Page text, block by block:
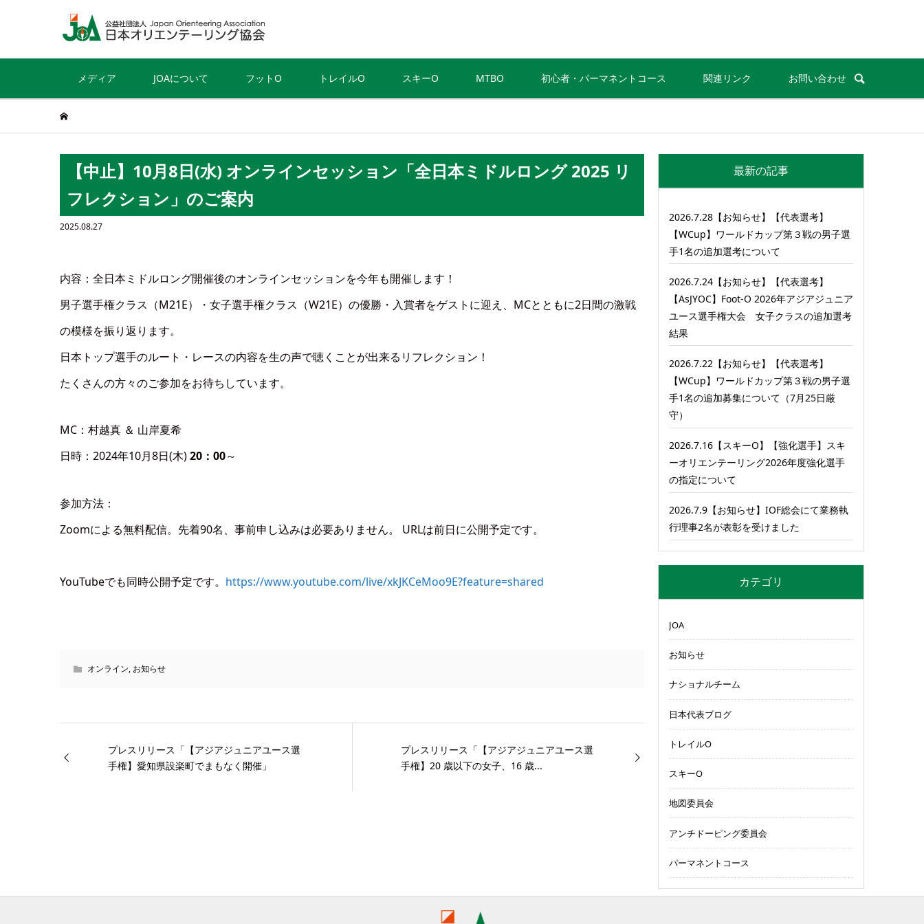
メディア JOAについて フットO トレイルO スキーO MTBO 初心者・パーマネントコース 関連リンク お問い合わせ
【中止】10月8日(水) オンラインセッション「全日本ミドルロング 2025 リ
フレクション」のご案内
2025.08.27
内容：全日本ミドルロング開催後のオンラインセッションを今年も開催します！
男子選手権クラス（M21E）・女子選手権クラス（W21E）の優勝・入賞者をゲストに迎え、MCとともに2日間の激戦
の模様を振り返ります。
日本トップ選手のルート・レースの内容を生の声で聴くことが出来るリフレクション！
たくさんの方々のご参加をお待ちしています。
MC：村越真 ＆ 山岸夏希
日時：2024年10月8日(木)20：00～
参加方法：
Zoomによる無料配信。先着90名、事前申し込みは必要ありません。 URLは前日に公開予定です。
YouTubeでも同時公開予定です。 https://www.youtube.com/live/xkJKCeMoo9E?feature=shared
オンライン, お知らせ
プレスリリース「【アジアジュニアユース選
手権】愛知県設楽町でまもなく開催」
プレスリリース「【アジアジュニアユース選
手権】20 歳以下の女子、16 歳...
最新の記事
2026.7.28【お知らせ】【代表選考】
【WCup】ワールドカップ第３戦の男子選
手1名の追加選考について
2026.7.24【お知らせ】【代表選考】
【AsJYOC】Foot-O 2026年アジアジュニア
ユース選手権大会 女子クラスの追加選考
結果
2026.7.22【お知らせ】【代表選考】
【WCup】ワールドカップ第３戦の男子選
手1名の追加募集について（7月25日厳
守）
2026.7.16【スキーO】【強化選手】スキ
ーオリエンテーリング2026年度強化選手
の指定について
2026.7.9【お知らせ】IOF総会にて業務執
行理事2名が表彰を受けました
カテゴリ
JOA
お知らせ
ナショナルチーム
日本代表ブログ
トレイルO
スキーO
地図委員会
アンチドーピング委員会
パーマネントコース